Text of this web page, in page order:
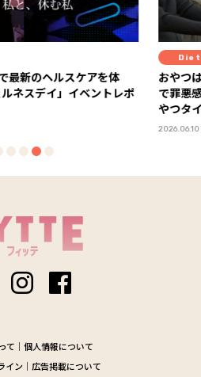
最新のヘルスケアを体
Diet
おやつ
で罪悪
やつタ
2026.06.10
て
個人情報について
イン
広告掲載について